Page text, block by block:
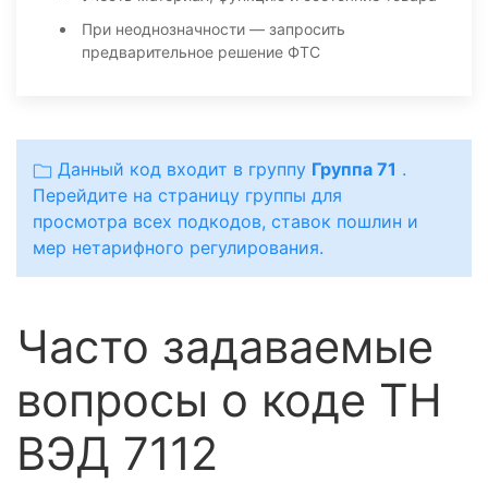
При неоднозначности — запросить
предварительное решение ФТС
Данный код входит в группу Группа 71 .
Перейдите на страницу группы для
просмотра всех подкодов, ставок пошлин и
мер нетарифного регулирования.
Часто задаваемые
вопросы о коде ТН
ВЭД 7112